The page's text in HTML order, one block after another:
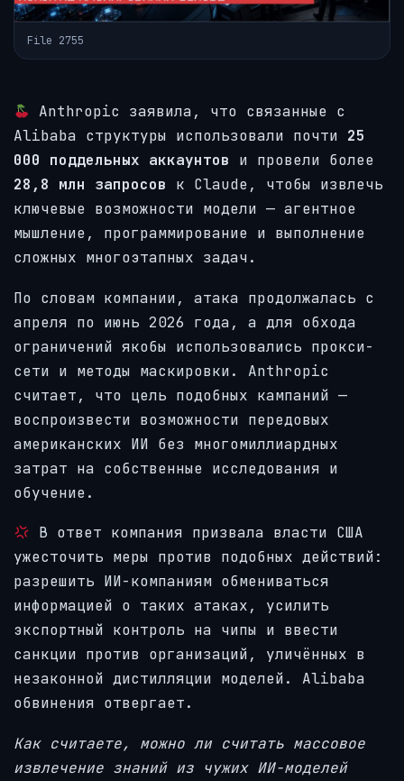
File 2755
Anthropic заявила, что связанные с
Alibaba структуры использовали почти 25
000 поддельных аккаунтов и провели более
28,8 млн запросов к Claude, чтобы извлечь
ключевые возможности модели — агентное
мышление, программирование и выполнение
сложных многоэтапных задач.
По словам компании, атака продолжалась с
апреля по июнь 2026 года, а для обхода
ограничений якобы использовались прокси-
сети и методы маскировки. Anthropic
считает, что цель подобных кампаний —
воспроизвести возможности передовых
американских ИИ без многомиллиардных
затрат на собственные исследования и
обучение.
В ответ компания призвала власти США
ужесточить меры против подобных действий:
разрешить ИИ-компаниям обмениваться
информацией о таких атаках, усилить
экспортный контроль на чипы и ввести
санкции против организаций, уличённых в
незаконной дистилляции моделей. Alibaba
обвинения отвергает.
Как считаете, можно ли считать массовое
извлечение знаний из чужих ИИ-моделей